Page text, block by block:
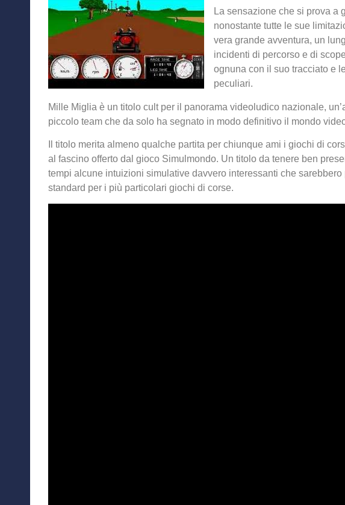
La sensazione che si prova a
nonostante tutte le sue
vera grande avventura, un
incidenti di percorso e di
ognuna con il suo tracciato e
peculiari.
Mille Miglia è un titolo cult per il panorama videoludico nazionale,
piccolo team che da solo ha segnato in modo definitivo il mondo
Il titolo merita almeno qualche partita per chiunque ami i giochi di
al fascino offerto dal gioco Simulmondo. Un titolo da tenere ben
tempi alcune intuizioni simulative davvero interessanti che sarebbero
standard per i più particolari giochi di corse.